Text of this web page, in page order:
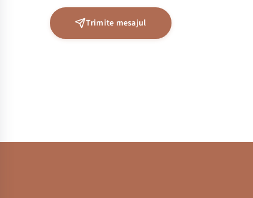
Trimite mesajul